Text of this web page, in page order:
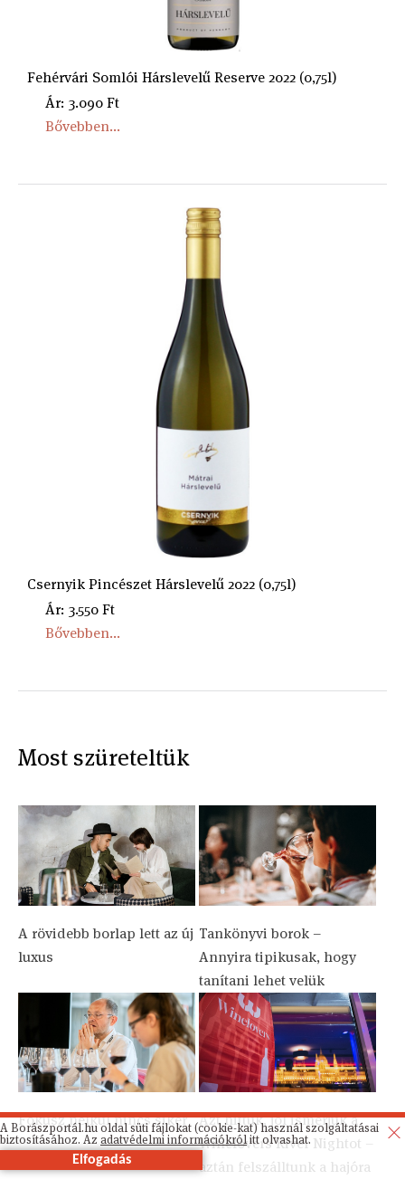
Fehérvári Somlói Hárslevelű Reserve 2022 (0,75l)
Ár: 3.090 Ft
Bővebben...
Csernyik Pincészet Hárslevelű 2022 (0,75l)
Ár: 3.550 Ft
Bővebben...
Most szüreteltük
A rövidebb borlap lett az új
luxus
Tankönyvi borok –
Annyira tipikusak, hogy
tanítani lehet velük
Fókusz nélkül nincs siker
Azt hittük, jól ismerjük a
Winelovers River Nightot –
aztán felszálltunk a hajóra
A Borászportál.hu oldal süti fájlokat (cookie-kat) használ szolgáltatásai
biztosításához. Az adatvédelmi információkrólitt olvashat.
Elfogadás